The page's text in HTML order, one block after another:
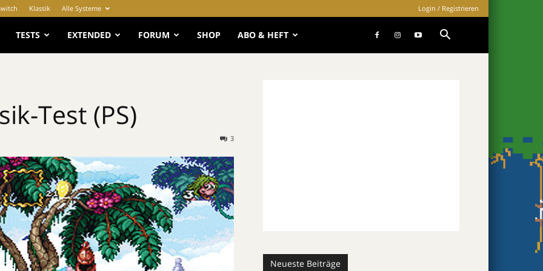
Klassik Alle Systeme Login / Registrieren
TESTS EXTENDED FORUM SHOP ABO & HEFT
Test (PS)
3
Neueste Beiträge